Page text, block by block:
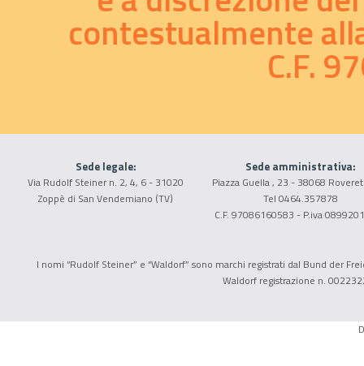
contestualmente
C.F.
Sede legale:
Via Rudolf Steiner n. 2, 4, 6 - 31020
Zoppè di San Vendemiano (TV)
Sede amministrativa:
Piazza Guella , 23 - 38068
Tel 0464.357878
C.F. 97086160583 - P.iva
I nomi “Rudolf Steiner” e “Waldorf” sono marchi registrati dal Bund der
Waldorf registrazione n.